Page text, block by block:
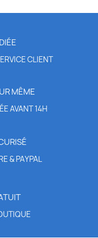
CLIENT
MÊME
AVANT 14H
& PAYPAL